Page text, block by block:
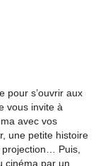
pour s’ouvrir aux
vous invite à
avec vos
une petite histoire
Puis,
cinéma par un